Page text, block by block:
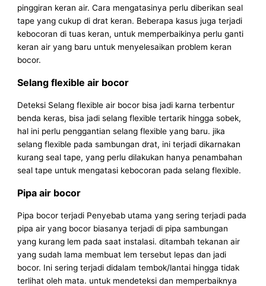
pinggiran keran air. Cara mengatasinya perlu diberikan seal
tape yang cukup di drat keran. Beberapa kasus juga terjadi
kebocoran di tuas keran, untuk memperbaikinya perlu ganti
keran air yang baru untuk menyelesaikan problem keran
bocor.
Selang flexible air bocor
Deteksi Selang flexible air bocor bisa jadi karna terbentur
benda keras, bisa jadi selang flexible tertarik hingga sobek,
hal ini perlu penggantian selang flexible yang baru. jika
selang flexible pada sambungan drat, ini terjadi dikarnakan
kurang seal tape, yang perlu dilakukan hanya penambahan
seal tape untuk mengatasi kebocoran pada selang flexible.
Pipa air bocor
Pipa bocor terjadi Penyebab utama yang sering terjadi pada
pipa air yang bocor biasanya terjadi di pipa sambungan
yang kurang lem pada saat instalasi. ditambah tekanan air
yang sudah lama membuat lem tersebut lepas dan jadi
bocor. Ini sering terjadi didalam tembok/lantai hingga tidak
terlihat oleh mata. untuk mendeteksi dan memperbaiknya